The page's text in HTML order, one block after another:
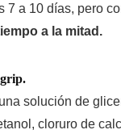
7 a 10 días, pero
a la mitad.
solución de
cloruro de